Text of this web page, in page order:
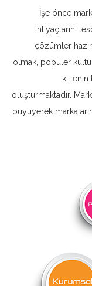
İşe önce
ihtiyaçlarını
çözümler
olmak, popüler
kitlenin
oluşturmaktadır.
büyüyerek